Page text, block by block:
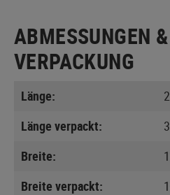
ABMESSUNGEN
VERPACKUNG
Länge:
Länge verpackt:
Breite:
Breite verpackt: